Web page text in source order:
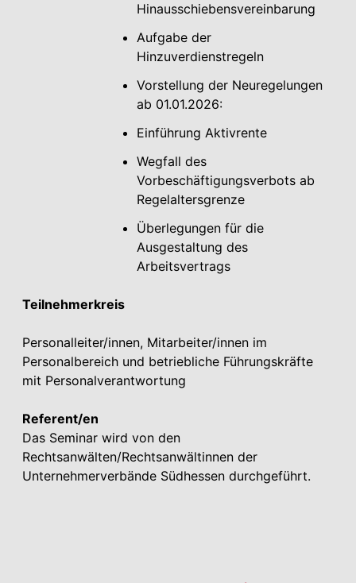
Hinausschiebensvereinbarung
Aufgabe der
Hinzuverdienstregeln
Vorstellung der Neuregelungen
ab 01.01.2026:
Einführung Aktivrente
Wegfall des
Vorbeschäftigungsverbots ab
Regelaltersgrenze
Überlegungen für die
Ausgestaltung des
Arbeitsvertrags
Teilnehmerkreis
Personalleiter/innen, Mitarbeiter/innen im
Personalbereich und betriebliche Führungskräfte
mit Personalverantwortung
Referent/en
Das Seminar wird von den
Rechtsanwälten/Rechtsanwältinnen der
Unternehmerverbände Südhessen durchgeführt.